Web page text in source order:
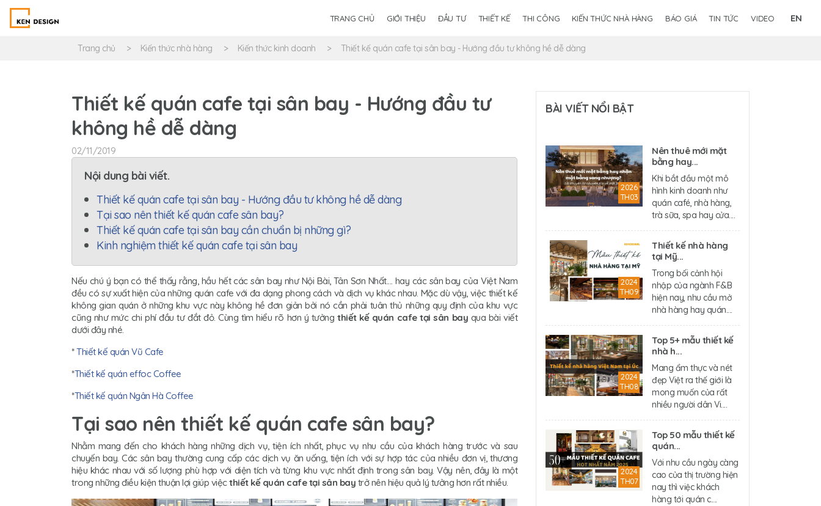
TRANG CHỦ GIỚI THIỆU ĐẦU TƯ THIẾT KẾ THI CÔNG KIẾN THỨC NHÀ HÀNG BÁO GIÁ TIN TỨC VIDEO EN
Trang chủ Kiến thức nhà hàng Kiến thức kinh doanh Thiết kế quán cafe tại sân bay - Hướng đầu tư không hề dễ dàng
Thiết kế quán cafe tại sân bay - Hướng đầu tư
không hề dễ dàng
02/11/2019
Nội dung bài viết.
Thiết kế quán cafe tại sân bay - Hướng đầu tư không hề dễ dàng
Tại sao nên thiết kế quán cafe sân bay?
Thiết kế quán cafe tại sân bay cần chuẩn bị những gì?
Kinh nghiệm thiết kế quán cafe tại sân bay
Nếu chú ý bạn có thể thấy rằng, hầu hết các sân bay như Nội Bài, Tân Sơn Nhất.... hay các sân bay của Việt Nam
đều có sự xuất hiện của những quán cafe với đa dạng phong cách và dịch vụ khác nhau. Mặc dù vậy, việc thiết kế
không gian quán ở những khu vực này không hề đơn giản bởi nó cần phải tuân thủ những quy định của khu vực
cũng như mức chi phí đầu tư đắt đỏ. Cùng tìm hiểu rõ hơn ý tưởngthiết kế quán cafe tại sân bay qua bài viết
dưới đây nhé.
*Thiết kế quán Vũ Cafe
*Thiết kế quán effoc Coffee
*Thiết kế quán Ngân Hà Coffee
Tại sao nên thiết kế quán cafe sân bay?
Nhằm mang đến cho khách hàng những dịch vụ, tiện ích nhất, phục vụ nhu cầu của khách hàng trước và sau
chuyến bay. Các sân bay thường cung cấp các dịch vụ ăn uống, tiện ích với sự hợp tác của nhiều đơn vị, thương
hiệu khác nhau với số lượng phù hợp với diện tích và từng khu vực nhất định trong sân bay. Vậy nên, đây là một
trong những điều kiện thuận lợi giúp việcthiết kế quán cafe tại sân bay trở nên hiệu quả lý tưởng hơn rất nhiều.
BÀI VIẾT NỔI BẬT
2026
TH03
Nên thuê mới mặt
bằng hay...
Khi bắt đầu một mô
hình kinh doanh như
quán café, nhà hàng,
trà sữa, spa hay cửa....
2024
TH09
Thiết kế nhà hàng
tại Mỹ...
Trong bối cảnh hội
nhập của ngành F&B
hiện nay, nhu cầu mở
nhà hàng hay quán....
2024
TH08
Top 5+ mẫu thiết kế
nhà h...
Mang ẩm thực và nét
đẹp Việt ra thế giới là
mong muốn của rất
nhiều người dân Vi....
2024
TH07
Top 50 mẫu thiết kế
quán...
Với nhu cầu ngày càng
cao của thị trường hiện
nay thì việc khách
hàng tới quán c....